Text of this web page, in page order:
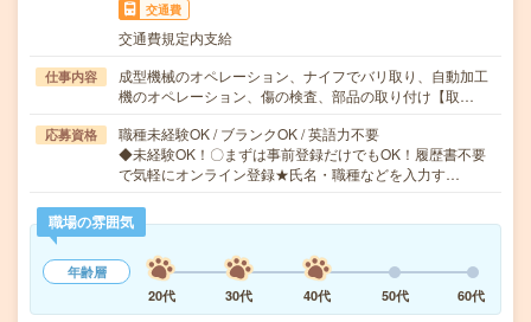
交通費
交通費規定内支給
仕事内容
成型機械のオペレーション、ナイフでバリ取り、自動加工
機のオペレーション、傷の検査、部品の取り付け【取…
応募資格
職種未経験OK / ブランクOK / 英語力不要
◆未経験OK！〇まずは事前登録だけでもOK！履歴書不要
で気軽にオンライン登録★氏名・職種などを入力す…
職場の雰囲気
年齢層
20代
30代 40代 50代 60代